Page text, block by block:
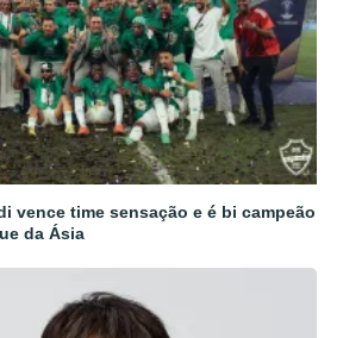
vence time sensação e é bi campeão
da Ásia